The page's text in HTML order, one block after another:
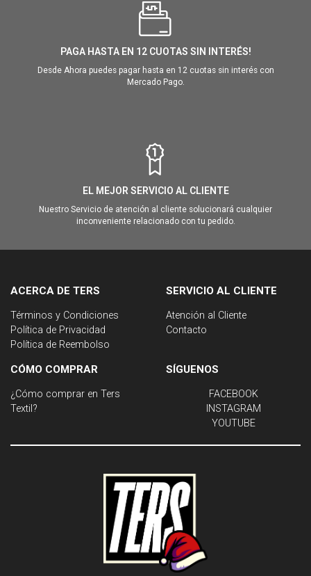
PAGA HASTA EN 12 CUOTAS SIN INTERÉS!
Desde Ahora puedes pagar hasta en 12 cuotas sin interés con
Mercado Pago.
EL MEJOR SERVICIO AL CLIENTE
Nuestro Servicio de atención al cliente solucionará cualquier
inconveniente relacionado con tu pedido.
ACERCA DE TERS
Términos y Condiciones
Política de Privacidad
Política de Reembolso
SERVICIO AL CLIENTE
Atención al Cliente
Contacto
CÓMO COMPRAR
¿Cómo comprar en Ters
Textil?
SÍGUENOS
FACEBOOK
INSTAGRAM
YOUTUBE